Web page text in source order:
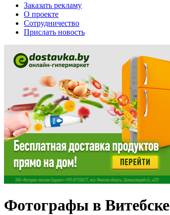
Заказать рекламу
О проекте
Сотрудничество
Прислать новость
Фотографы в Витебске